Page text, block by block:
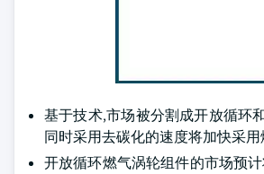
基于技术,市场被分割成开放循环
同时采用去碳化的速度将加快采用
开放循环燃气涡轮组件的市场预